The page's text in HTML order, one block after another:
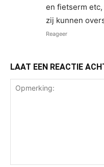
en fietserm
zij kunnen
Reageer
LAAT EEN REACTIE